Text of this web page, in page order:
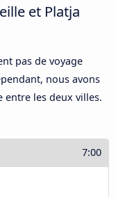
et Platja
pas de voyage
nous avons
entre les deux villes.
7:00